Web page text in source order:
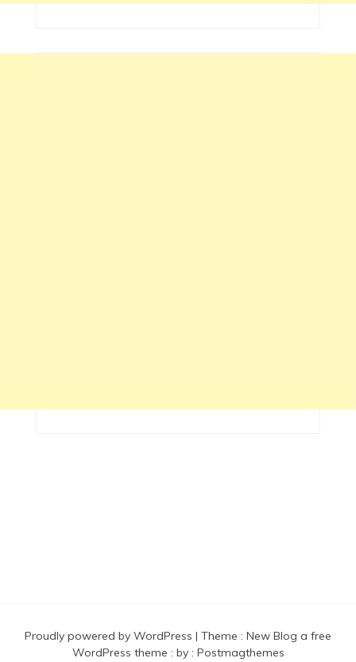
Proudly powered by WordPress | Theme : New Blog a free
WordPress theme : by : Postmagthemes